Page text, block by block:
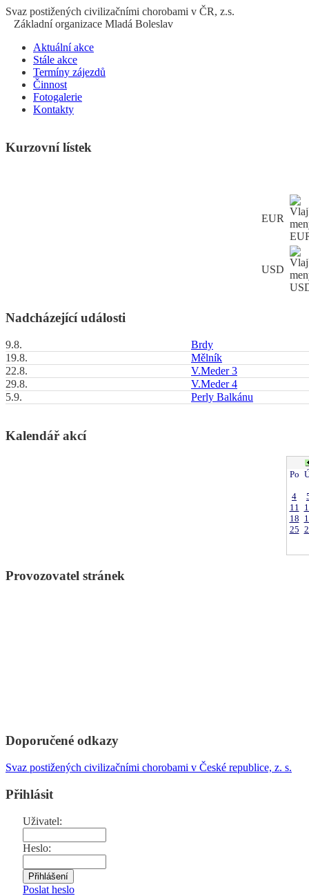
Svaz postižených civilizačními chorobami v ČR, z.s.
Základní organizace Mladá Boleslav
Aktuální akce
Stále akce
Termíny zájezdů
Činnost
Fotogalerie
Kontakty
Kurzovní lístek
EUR
USD
Nadcházející události
9.8.
Brdy
19.8.
Mělník
22.8.
V.Meder 3
29.8.
V.Meder 4
5.9.
Perly Balkánu
Kalendář akcí
Po
4
11
18
25
Provozovatel stránek
Doporučené odkazy
Svaz postižených civilizačními chorobami v České republice, z. s.
Přihlásit
Uživatel:
Heslo:
Poslat heslo